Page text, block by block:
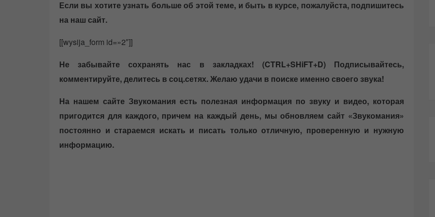
Если вы хотите узнать больше об этой теме, и быть в курсе, пожалуйста, подпишитесь
на наш сайт.
[[wysija_form id=»2″]]
Не забывайте сохранять нас в закладках! (CTRL+SHiFT+D)
Подписывайтесь,
комментируйте, делитесь в соц.сетях. Желаю удачи в поиске именно своего звука!
На нашем сайте Звукомания есть полезная информация по звуку и видео, которая
пригодится для каждого, причем на каждый день, мы обновляем сайт «Звукомания»
постоянно и стараемся искать и писать только отличную, проверенную и нужную
информацию.